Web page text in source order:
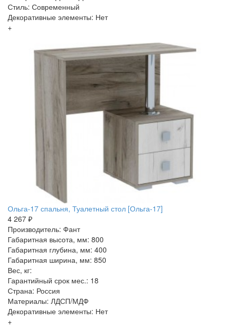
Стиль: Современный
Декоративные элементы: Нет
+
Ольга-17 спальня, Туалетный стол [Ольга-17]
4 267 ₽
Производитель: Фант
Габаритная высота, мм: 800
Габаритная глубина, мм: 400
Габаритная ширина, мм: 850
Вес, кг:
Гарантийный срок мес.: 18
Страна: Россия
Материалы: ЛДСП/МДФ
Декоративные элементы: Нет
+